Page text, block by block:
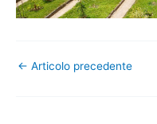
← Articolo precedente